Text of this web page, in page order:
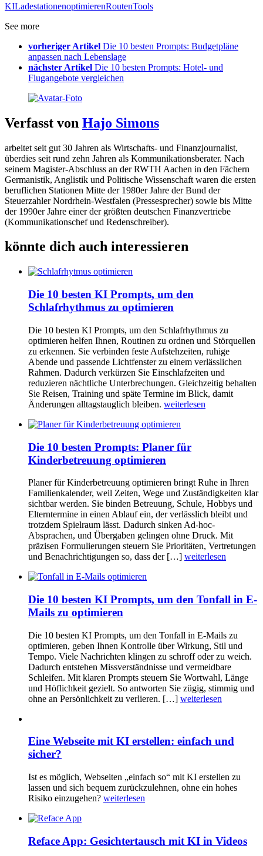
KILadestationenoptimierenRoutenTools
See more
vorheriger Artikel Die 10 besten Prompts: Budgetpläne
anpassen nach Lebenslage
nächster Artikel Die 10 besten Prompts: Hotel- und
Flugangebote vergleichen
Verfasst von Hajo Simons
arbeitet seit gut 30 Jahren als Wirtschafts- und Finanzjournalist,
überdies seit rund zehn Jahren als Kommunikationsberater. Nach
seinem Magister-Abschluss an der RWTH Aachen in den Fächern
Germanistik, Anglistik und Politische Wissenschaft waren die ersten
beruflichen Stationen Mitte der 1980er Jahre der Bund der
Steuerzahler Nordrhein-Westfalen (Pressesprecher) sowie bis Mitte
der 1990er Jahre einer der größten deutschen Finanzvertriebe
(Kommunikationschef und Redenschreiber).
könnte dich auch interessieren
Die 10 besten KI Prompts, um den
Schlafrhythmus zu optimieren
Die 10 besten KI Prompts, um den Schlafrhythmus zu
optimieren helfen Ihnen, Routinen zu ordnen und Störquellen
zu erkennen. Sie verbinden feste Aufstehzeiten, ruhige
Abende und passende Lichtfenster zu einem verlässlichen
Rahmen. Dadurch verkürzen Sie Einschlafzeiten und
reduzieren nächtliche Unterbrechungen. Gleichzeitig behalten
Sie Reisen, Training und späte Termine im Blick, damit
Änderungen alltagstauglich bleiben. weiterlesen
Die 10 besten Prompts: Planer für
Kinderbetreuung optimieren
Planer für Kinderbetreuung optimieren bringt Ruhe in Ihren
Familienkalender, weil Zeiten, Wege und Zuständigkeiten klar
sichtbar werden. Sie binden Betreuung, Schule, Hobbys und
Elterntermine in einen Ablauf ein, der verlässlich bleibt und
trotzdem Spielraum lässt. Dadurch sinken Ad-hoc-
Absprachen, und Übergaben gelingen ohne Druck. Mit
präzisen Formulierungen steuern Sie Prioritäten, Vertretungen
und Benachrichtigungen so, dass der […] weiterlesen
Die 10 besten KI Prompts, um den Tonfall in E-
Mails zu optimieren
Die 10 besten KI Prompts, um den Tonfall in E-Mails zu
optimieren, geben Ihnen Kontrolle über Wirkung, Stil und
Tempo. Viele Nachrichten klingen zu schroff oder zu weich.
Dadurch entstehen Missverständnisse und vermeidbare
Schleifen. Mit klaren Prompts steuern Sie Wortwahl, Länge
und Höflichkeit gezielt. So antworten Sie zügig, stimmig und
ohne an Persönlichkeit zu verlieren. […] weiterlesen
Eine Webseite mit KI erstellen: einfach und
sicher?
Ist es möglich, Webseiten „einfach so“ mit KI erstellen zu
lassen und sich bequem zurückzulehnen, ohne ein hohes
Risiko einzugehen? weiterlesen
Reface App: Gesichtertausch mit KI in Videos